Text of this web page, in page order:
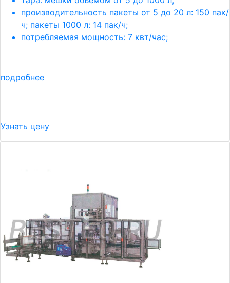
производительность пакеты от 5 до 20 л: 150 пак/
ч; пакеты 1000 л: 14 пак/ч;
потребляемая мощность: 7 квт/час;
подробнее
Узнать цену